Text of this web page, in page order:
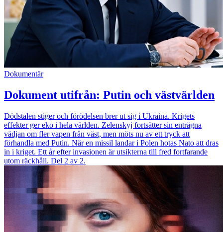
Dokumentär
Dokument utifrån: Putin och västvärlden
Dödstalen stiger och förödelsen brer ut sig i Ukraina. Krigets
effekter ger eko i hela världen. Zelenskyj fortsätter sin enträgna
vädjan om fler vapen från väst, men möts nu av ett tryck att
förhandla med Putin. När en missil landar i Polen hotas Nato att dras
in i kriget. Ett år efter invasionen är utsikterna till fred fortfarande
utom räckhåll. Del 2 av 2.